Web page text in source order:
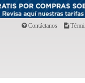
Contáctanos